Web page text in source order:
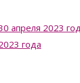
апреля 2023
года